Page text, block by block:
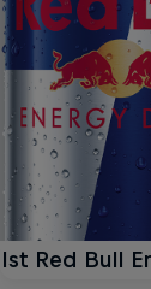
Ist Red Bull